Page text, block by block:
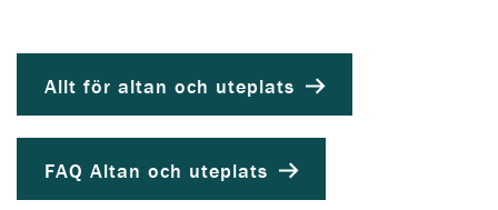
Allt för altan och uteplats
FAQ Altan och uteplats